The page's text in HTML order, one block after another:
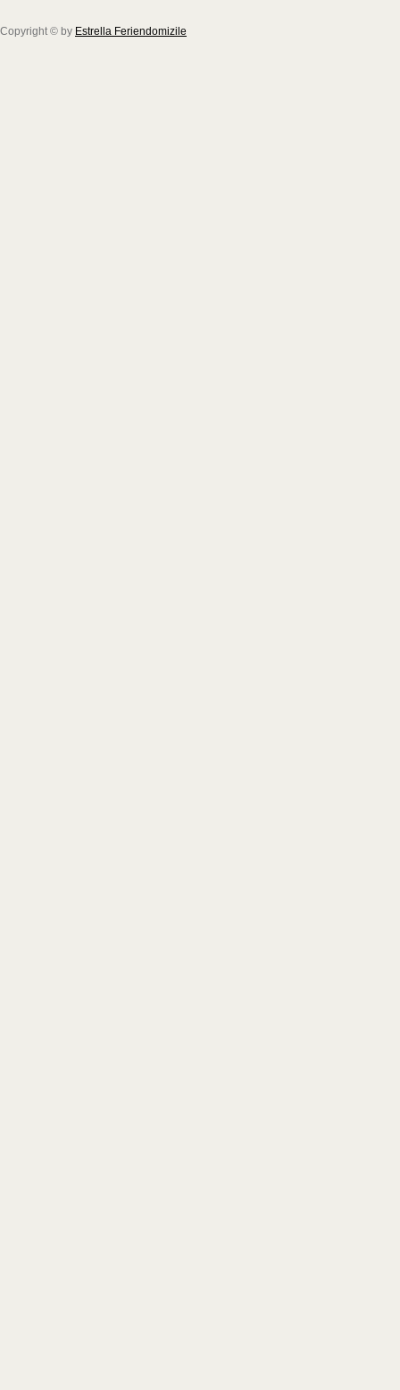
Copyright © by Estrella Feriendomizile